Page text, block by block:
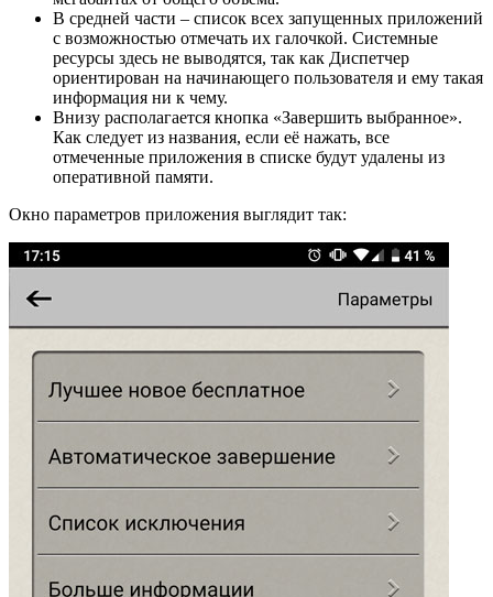
В средней части – список всех запущенных приложений
с возможностью отмечать их галочкой. Системные
ресурсы здесь не выводятся, так как Диспетчер
ориентирован на начинающего пользователя и ему такая
информация ни к чему.
Внизу располагается кнопка «Завершить выбранное».
Как следует из названия, если её нажать, все
отмеченные приложения в списке будут удалены из
оперативной памяти.
Окно параметров приложения выглядит так: